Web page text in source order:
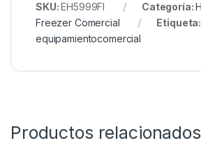
SKU:EH5999FI Categoría:
Freezer Comercial
Etiqueta:
equipamientocomercial
Productos relacionados